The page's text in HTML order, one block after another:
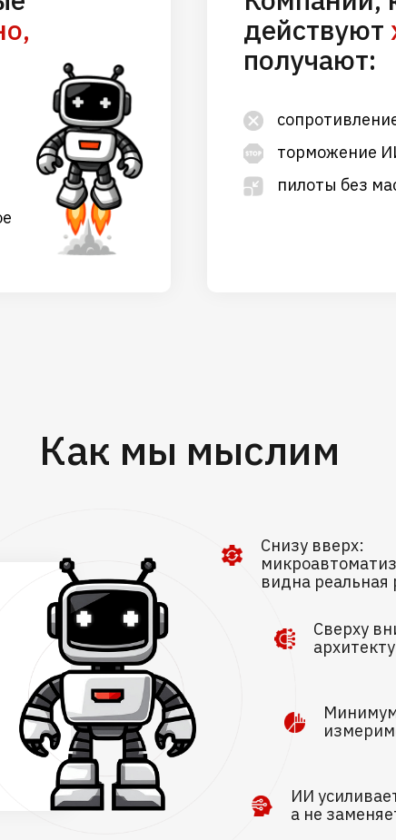
действуют
получают:
пилоты без
торможение
Как мы мыслим
ИИ
а не
Сверху
Снизу вверх:
видна реальная